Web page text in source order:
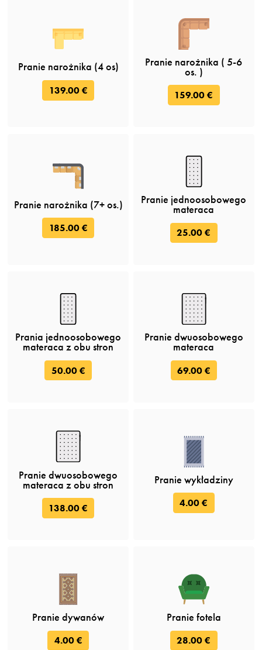
Pranie narożnika (4 os)
139.00 €
Pranie narożnika ( 5-6
os. )
159.00 €
Pranie narożnika (7+ os.)
185.00 €
Pranie jednoosobowego
materaca
25.00 €
Prania jednoosobowego
materaca z obu stron
50.00 €
Pranie dwuosobowego
materaca
69.00 €
Pranie dwuosobowego
materaca z obu stron
138.00 €
Pranie wykładziny
4.00 €
Pranie dywanów
4.00 €
Pranie fotela
28.00 €